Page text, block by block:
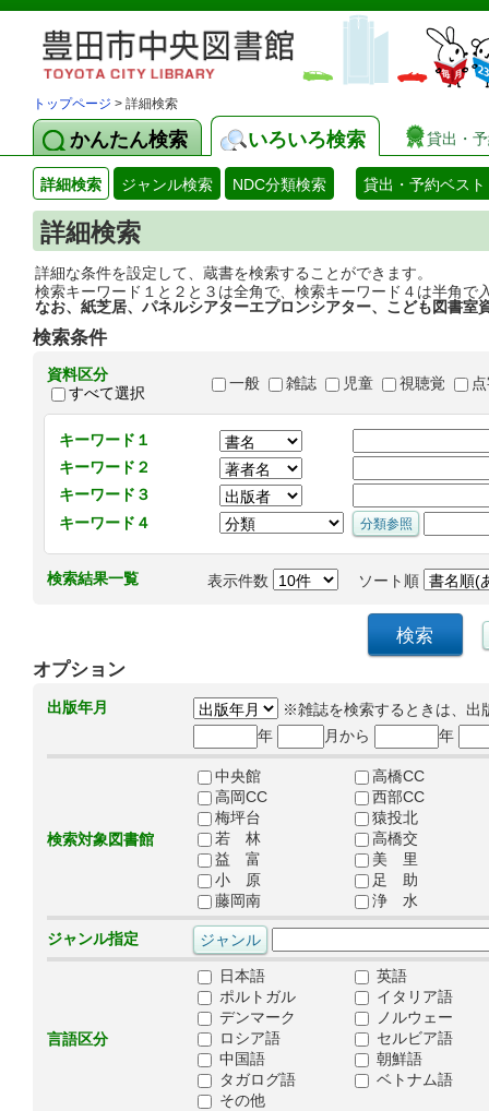
トップページ > 詳細検索
かんたん検索 いろいろ検索 貸出・
詳細検索 ジャンル検索 NDC分類検索 貸出・予約ベスト
詳細検索
詳細な条件を設定して、蔵書を検索することができます。
検索キーワード１と２と３は全角で、検索キーワード４は半角で
なお、紙芝居、パネルシアターエプロンシアター、こども図書室
検索条件
資料区分
すべて選択
一般 雑誌 児童 視聴覚
キーワード１
キーワード２
キーワード３
キーワード４
検索結果一覧 表示件数 ソート順
オプション
出版年月
※雑誌を検索するときは、出
年
月から 年
検索対象図書館
中央館
高橋CC
高岡CC
西部CC
梅坪台
猿投北
若 林
高橋交
益 富
美 里
小 原
足 助
藤岡南
浄 水
ジャンル指定
言語区分
日本語
英語
ポルトガル
イタリア語
デンマーク
ノルウェー
ロシア語
セルビア語
中国語
朝鮮語
タガログ語
ベトナム語
その他